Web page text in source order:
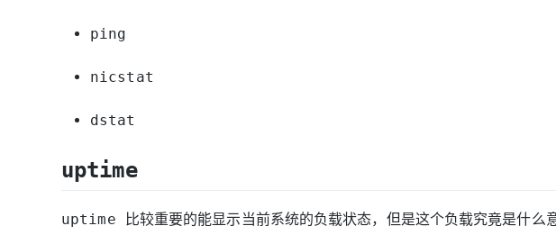
ping
nicstat
dstat
uptime
uptime 比较重要的能显示当前系统的负载状态，但是这个负载究竟是什么